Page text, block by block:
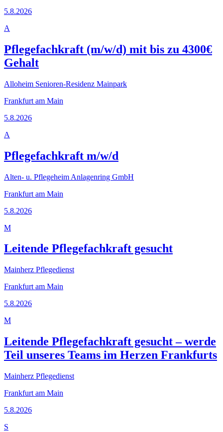
5.8.2026
A
Pflegefachkraft (m/w/d) mit bis zu 4300€
Gehalt
Alloheim Senioren-Residenz Mainpark
Frankfurt am Main
5.8.2026
A
Pflegefachkraft m/w/d
Alten- u. Pflegeheim Anlagenring GmbH
Frankfurt am Main
5.8.2026
M
Leitende Pflegefachkraft gesucht
Mainherz Pflegedienst
Frankfurt am Main
5.8.2026
M
Leitende Pflegefachkraft gesucht – werde
Teil unseres Teams im Herzen Frankfurts
Mainherz Pflegedienst
Frankfurt am Main
5.8.2026
S